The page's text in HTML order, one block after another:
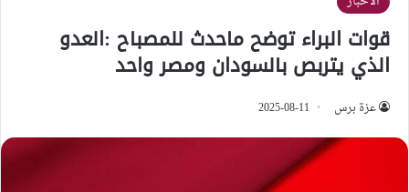
قوات البراء توضح ماحدث للمصباح :العدو
الذي يتربص بالسودان ومصر واحد
عزة برس 2025-08-11